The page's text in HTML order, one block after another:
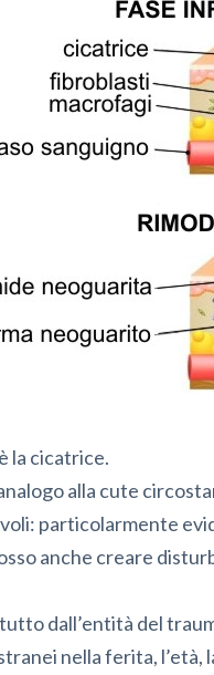
la cicatrice.
alla cute
particolarmente
anche creare
dall’entità del
nella ferita, l’età,